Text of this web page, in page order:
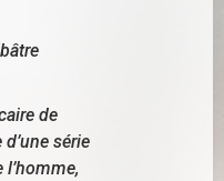
de
série
l’homme,